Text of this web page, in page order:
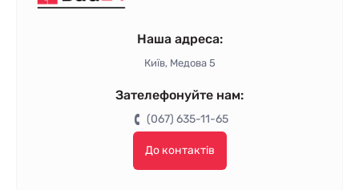
Наша адреса:
Київ, Медова 5
Зателефонуйте нам:
(067) 635-11-65
До контактів